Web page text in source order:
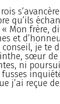
qu’ils
Mon frère,
et
je te
sœur
ni
j’ai reçue